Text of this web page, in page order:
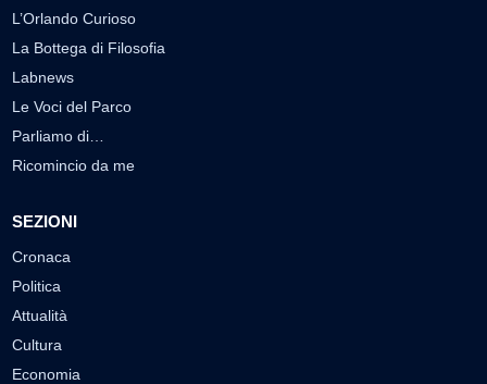
L’Orlando Curioso
La Bottega di Filosofia
Labnews
Le Voci del Parco
Parliamo di…
Ricomincio da me
SEZIONI
Cronaca
Politica
Attualità
Cultura
Economia